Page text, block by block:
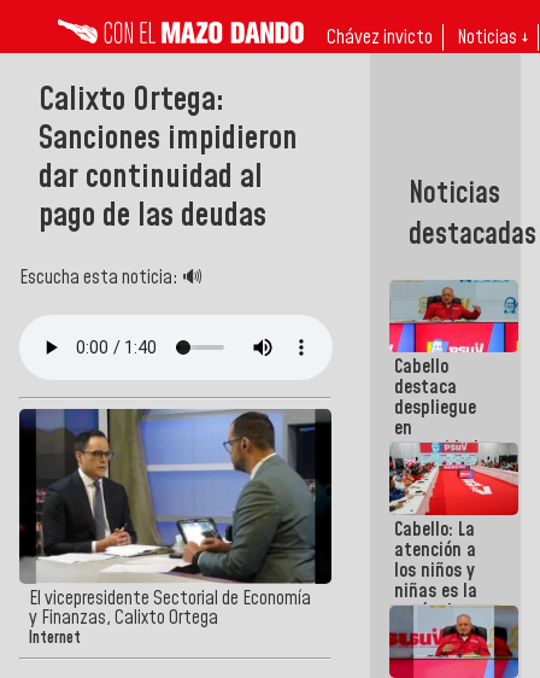
Chávez invicto Noticias ↓
Calixto Ortega:
Sanciones impidieron
dar continuidad al
pago de las deudas
Escucha esta noticia: 🔊
El vicepresidente Sectorial de Economía
y Finanzas, Calixto Ortega
Internet
Noticias
destacadas
Cabello
destaca
despliegue
en
comunidades
ante
contingencia
eléctrica:
¡Esta
batalla
también la
vamos a
ganar!
Cabello: La
atención a
los niños y
niñas es la
razón de ser
del Gobierno
Nacional